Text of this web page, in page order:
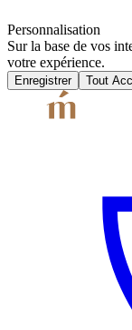
Personnalisation
Sur la base de vos
votre expérience.
Enregistrer Tout